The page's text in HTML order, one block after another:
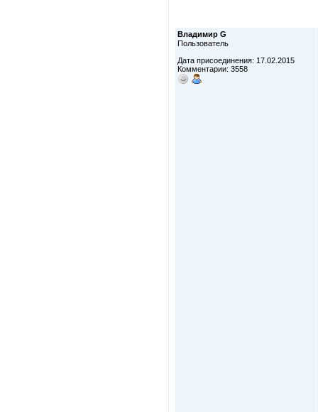
Владимир G
Пользователь
Дата присоединения: 17.02.2015
Комментарии: 3558